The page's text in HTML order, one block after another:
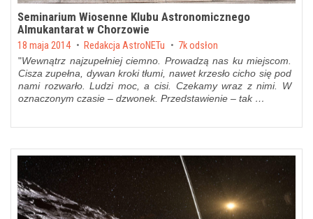
Seminarium Wiosenne Klubu Astronomicznego
Almukantarat w Chorzowie
Posted on
18 maja 2014 by Redakcja AstroNETu 7k odsłon
"Wewnątrz najzupełniej ciemno. Prowadzą nas ku miejscom.
Cisza zupełna, dywan kroki tłumi, nawet krzesło cicho się pod
nami rozwarło. Ludzi moc, a cisi. Czekamy wraz z nimi. W
oznaczonym czasie – dzwonek. Przedstawienie – tak …